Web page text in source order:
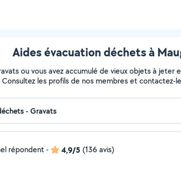
Aides évacuation déchets à
ou vous avez accumulé de vieux objets à
les profils de nos membres et contactez-
répondent- 4,9/5 (136 avis)